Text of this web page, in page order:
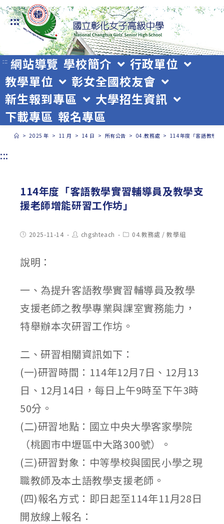
跳
轉
至
主
要
內
容
:::
::: 網站導覽 學校簡介
行政單位
教學單位
彰女全國校友會
新生報到專區
大學招生資訊
下載專區 報名專區
> 2025 年 > 11 月 > 14 日 > 所有公告 > 04.教務處 > 114年度「客語教學實
:::
114年度「客語教學實習輔導員及教學支
援老師增能研習工作坊」
Post2025-11-14
Post
author:
chgshteach
Post04.教務處 / 教學組
說明：
一、為提升客語教學實習輔導員及教學
支援老師之教學專業與課室實務能力，
特舉辦本次研習工作坊。
二、研習相關資訊如下：
(一)研習時間：114年12月7日、12月13
日、12月14日，每日上午9時至下午3時
50分。
(二)研習地點：國立中央大學客家學院
（桃園市中壢區中大路300號）。
(三)研習對象：中等學校與國民小學之現
職教師及本土語教學支援老師。
(四)報名方式：即日起至114年11月28日
開放線上報名：